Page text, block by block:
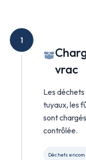
1
vrac
Les
tuyaux, les
sont
contrôlée.
Déchets